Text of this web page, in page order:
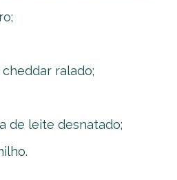
ralado;
de leite desnatado;